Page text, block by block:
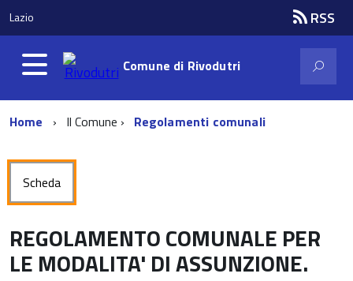
Lazio RSS
Comune di Rivodutri
Home Il Comune Regolamenti comunali
Scheda
REGOLAMENTO COMUNALE PER
LE MODALITA' DI ASSUNZIONE.